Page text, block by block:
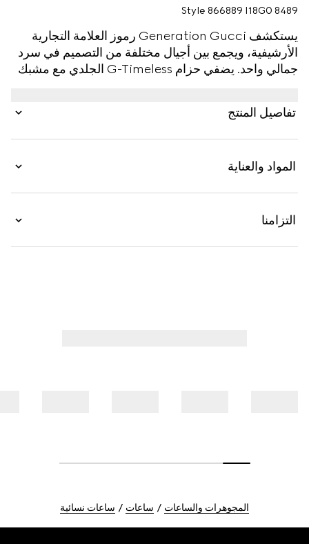
Style ‎866889 I18G0 8489
يستكشف Generation Gucci رموز العلامة التجارية
الأرشيفية، ويجمع بين أجيال مختلفة من التصميم في سرد
جمالي واحد. يضفي حزام G-Timeless الجلدي مع مشبك
تفاصيل المنتج
المواد والعناية
التزامنا
المجوهرات والساعات ساعات ساعات نسائية